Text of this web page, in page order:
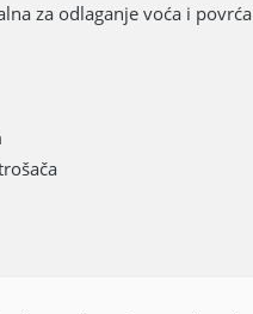
za odlaganje voća i povrća